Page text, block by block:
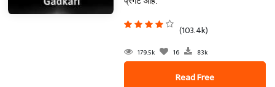
(103.4k)
179.5k 16 83k
Read Free